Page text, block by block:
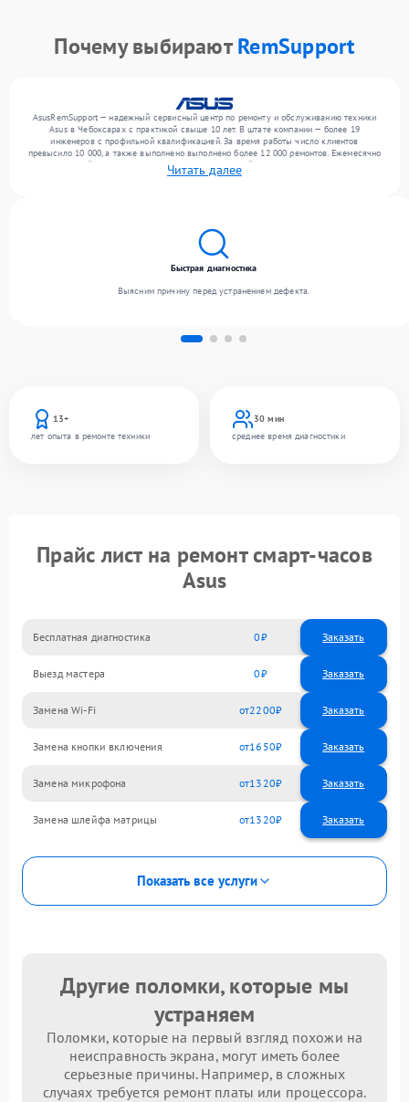
Почему выбираютRemSupport
AsusRemSupport — надежный сервисный центр по ремонту и обслуживанию техники
Asus в Чебоксарах с практикой свыше 10 лет. В штате компании — более 19
инженеров с профильной квалификацией. За время работы число клиентов
превысило 10 000, а также выполнено выполнено более 12 000 ремонтов. Ежемесячно
в сервисный центр поступает более 300 обращений, включая , , . Мы работаем с
широким спектром неисправностей и предлагаем стабильный уровень сервиса
Читать далее
13+
лет опыта в ремонте техники
30 мин
среднее время диагностики
Быстрая диагностика
Выясним причину перед устранением дефекта.
Прайс лист на ремонт смарт-часов
Asus
Бесплатная диагностика 0 Заказать
Выезд мастера 0 Заказать
Замена Wi-Fi 2200
Замена кнопки включения 1650
Замена микрофона 1320
Замена шлейфа матрицы 1320
Показать все услуги
Другие поломки, которые мы
устраняем
Поломки, которые на первый взгляд похожи на
неисправность экрана, могут иметь более
серьезные причины. Например, в сложных
случаях требуется ремонт платы или процессора.